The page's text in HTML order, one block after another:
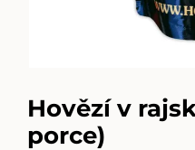
Hovězí v
porce)